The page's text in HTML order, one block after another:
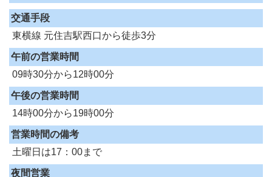
交通手段
東横線 元住吉駅西口から徒歩3分
午前の営業時間
09時30分から12時00分
午後の営業時間
14時00分から19時00分
営業時間の備考
土曜日は17：00まで
夜間営業